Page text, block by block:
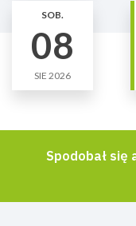
SOB.
08
SIE 2026
Spodobał się